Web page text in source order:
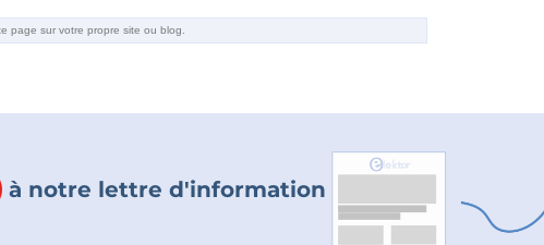
à notre lettre d'information